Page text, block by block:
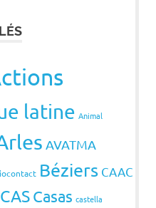
latine Animal
AVATMA
Béziers CAAC
CASCasas castella